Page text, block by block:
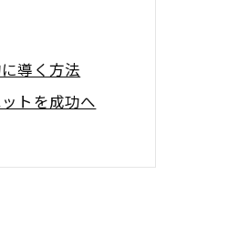
導く方法
トを成功へ
管理を実現
体重の考え方